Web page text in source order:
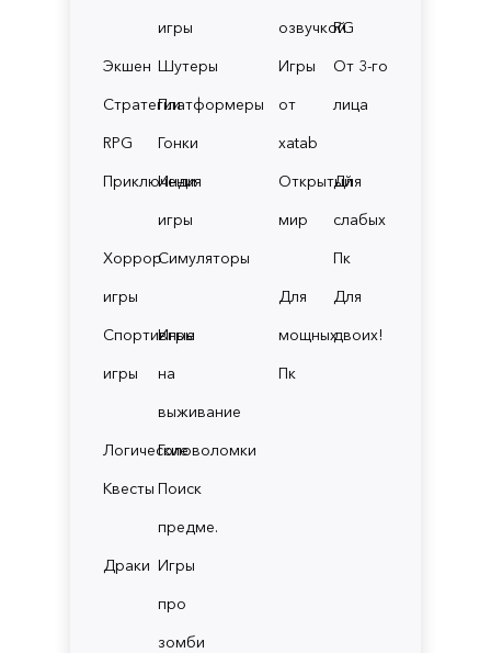
игры
Экшен Шутеры
СтратегииПлатформеры
RPG
Гонки
Приключения
Инди
игры
Хоррор
игры
Симуляторы
Спортивные
игры
Игры
на
выживание
ЛогическиеГоловоломки
Квесты Поиск
предме.
Драки Игры
про
зомби
озвучкой
RG
Игры
от
xatab
От 3-го
лица
Открытый
мир
Для
слабых
Пк
Для
мощных
Пк
Для
двоих!